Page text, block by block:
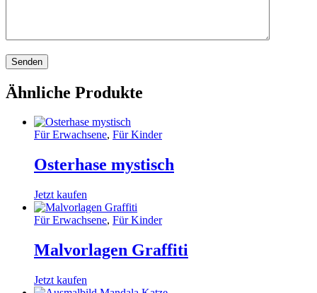
Ähnliche Produkte
Für Erwachsene, Für Kinder
Osterhase mystisch
Jetzt kaufen
Für Erwachsene, Für Kinder
Malvorlagen Graffiti
Jetzt kaufen